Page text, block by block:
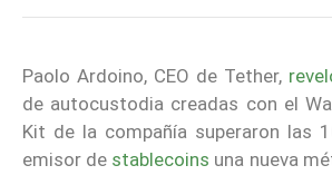
Paolo Ardoino, CEO de Tether,
de autocustodia creadas con el
Kit de la compañía superaron las
emisor de stablecoins una nueva